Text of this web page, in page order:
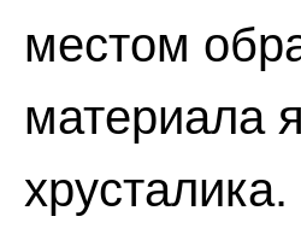
местом
материала